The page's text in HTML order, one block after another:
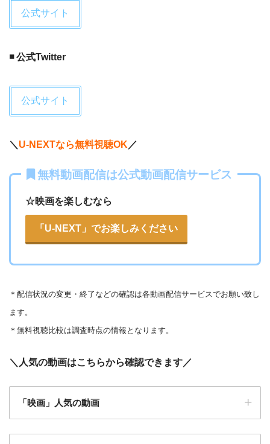
— トト＝イルカ (@iruka030405)
公式サイト
◾️ 公式Twitter
公式サイト
＼ U-NEXTなら無料視聴OK ／
無料動画配信は公式動画配信サービス
☆映画を楽しむなら
「U-NEXT」でお楽しみください
＊ 配信状況の変更・終了などの確認は各動画配信サービスでお願い致し
ます。
＊無料視聴比較は調査時点の情報となります。
＼ 人気の動画はこちらから確認できます／
「映画」人気の動画